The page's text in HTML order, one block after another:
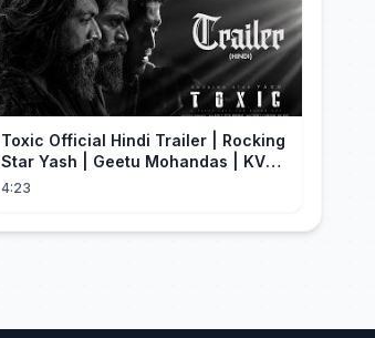
Toxic Official Hindi Trailer | Rocking
Star Yash | Geetu Mohandas | KVN |
Monster Mind Creations
4:23